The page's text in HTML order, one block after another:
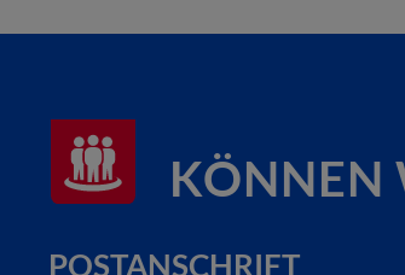
KÖNNEN
POSTANSCHRIFT